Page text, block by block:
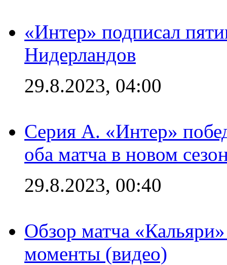
«Интер» подписал
Нидерландов
29.8.2023, 04:00
Серия А. «Интер»
оба матча в новом
29.8.2023, 00:40
Обзор матча
моменты (видео)